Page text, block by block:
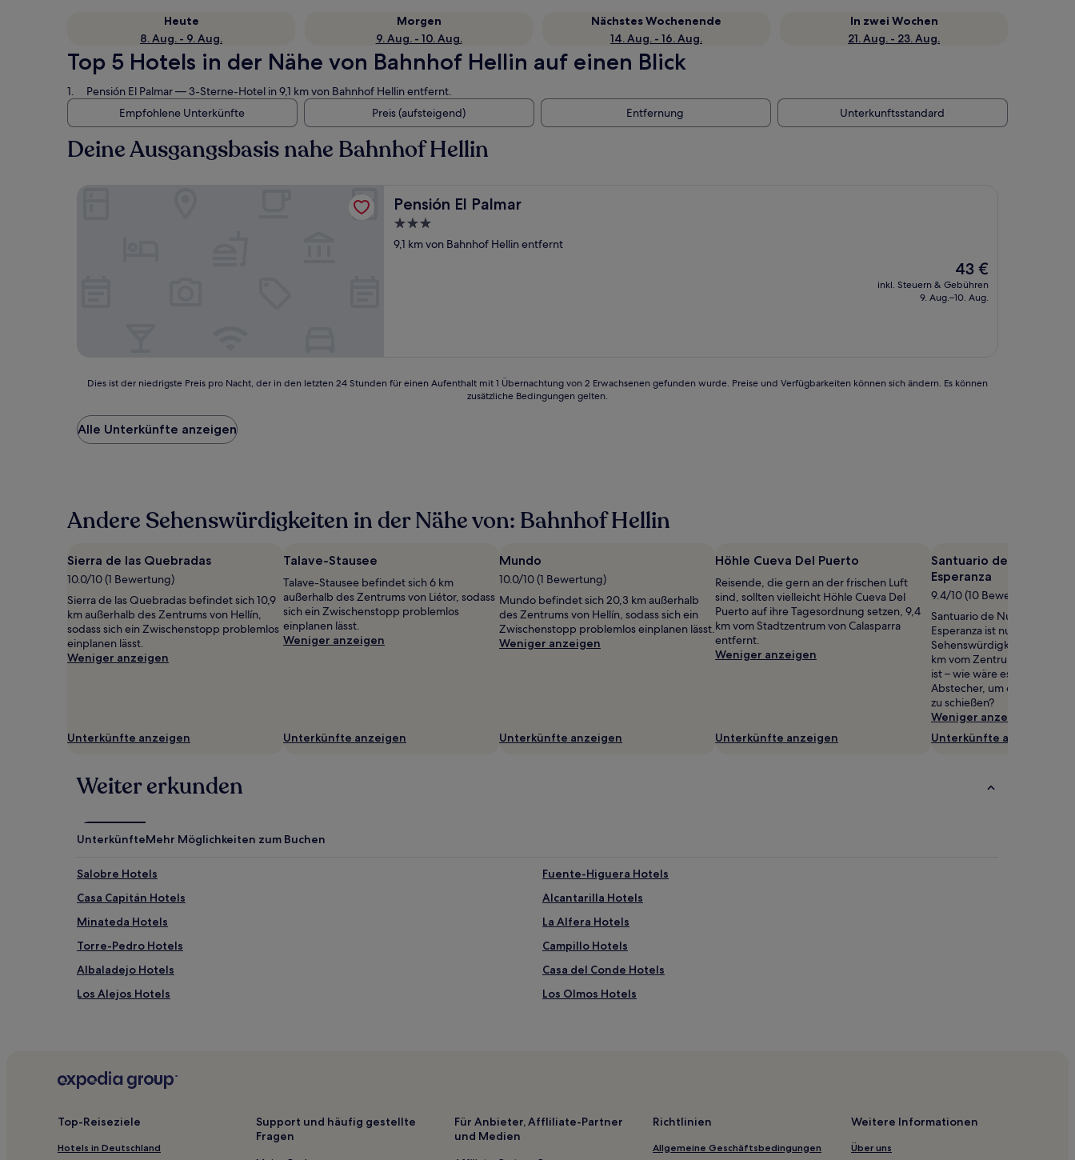
Heute
8. Aug. - 9. Aug.
Morgen
9. Aug. - 10. Aug.
Nächstes Wochenende
14. Aug. - 16. Aug.
In zwei Wochen
21. Aug. - 23. Aug.
Top 5 Hotels in der Nähe von Bahnhof Hellin auf einen Blick
Pensión El Palmar— 3-Sterne-Hotel in 9,1 km von Bahnhof Hellin entfernt.
Empfohlene Unterkünfte
Preis (aufsteigend) Entfernung Unterkunftsstandard
Deine Ausgangsbasis nahe Bahnhof Hellin
Pensión El Palmar
Pensión El Palmar
3.0-
Sterne-
9,1 km von Bahnhof Hellin entfernt
Der
Preis
beträgt
43 €
inkl. Steuern & Gebühren
9. Aug.–10. Aug.
Dies
der
niedrigste
Preis
den
letzten
für
Aufenthalt
mit
1 Übernachtung
von
2 Erwachsenen
gefunden
sich
können
Dies ist der niedrigste Preis pro Nacht, der in den letzten 24 Stunden für einen Aufenthalt mit 1 Übernachtung von 2 Erwachsenen gefunden wurde. Preise und Verfügbarkeiten können sich ändern. Es können
zusätzliche Bedingungen gelten.
Alle Unterkünfte anzeigen
Andere Sehenswürdigkeiten in der Nähe von: Bahnhof Hellin
Sierra de las Quebradas
10.0/10 (1 Bewertung)
Sierra de las Quebradas befindet sich 10,9
km außerhalb des Zentrums von Hellín,
sodass sich ein Zwischenstopp problemlos
einplanen lässt.
Weniger anzeigen
Unterkünfte anzeigen
Talave-Stausee
Talave-Stausee befindet sich 6 km
außerhalb des Zentrums von Liétor, sodass
sich ein Zwischenstopp problemlos
einplanen lässt.
Weniger anzeigen
Unterkünfte anzeigen
Mundo
10.0/10 (1 Bewertung)
Mundo befindet sich 20,3 km außerhalb
des Zentrums von Hellín, sodass sich ein
Zwischenstopp problemlos einplanen lässt.
Weniger anzeigen
Unterkünfte anzeigen
Höhle Cueva Del Puerto
Reisende, die gern an der frischen Luft
sind, sollten vielleicht Höhle Cueva Del
Puerto auf ihre Tagesordnung setzen, 9,4
km vom Stadtzentrum von Calasparra
entfernt.
Weniger anzeigen
Unterkünfte anzeigen
Santuario de Nuestra
Esperanza
9.4/10 (10 Bewertungen)
Santuario de Nuestra
Esperanza ist nur eine von
Sehenswürdigkeiten der
km vom Zentrum von
ist – wie wäre es also mit
Abstecher, um ein paar
zu schießen?
Weniger anzeigen
Unterkünfte anzeigen
Weiter erkunden
UnterkünfteMehr Möglichkeiten zum Buchen
Salobre Hotels
Fuente-Higuera Hotels
Casa Capitán Hotels
Alcantarilla Hotels
Minateda Hotels
La Alfera Hotels
Torre-Pedro Hotels
Campillo Hotels
Albaladejo Hotels
Casa del Conde Hotels
Los Alejos Hotels
Los Olmos Hotels
Cancarix Hotels
Top-Reiseziele
Hotels in Deutschland
Support und häufig gestellte
Fragen
Für Anbieter, Affliliate-Partner
und Medien
Richtlinien
Allgemeine Geschäftsbedingungen
Weitere Informationen
Über uns